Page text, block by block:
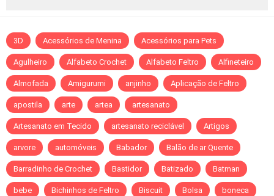
3D Acessórios de Menina Acessórios para Pets
Agulheiro Alfabeto Crochet Alfabeto Feltro Alfineteiro
Almofada Amigurumi anjinho Aplicação de Feltro
apostila arte artea artesanato
Artesanato em Tecido artesanato reciclável Artigos
arvore automóveis Babador Balão de ar Quente
Barradinho de Crochet Bastidor Batizado Batman
bebe Bichinhos de Feltro Biscuit Bolsa boneca